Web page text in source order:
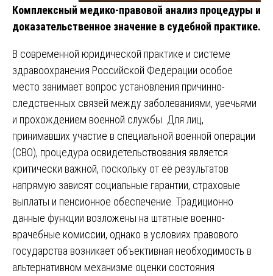
Комплексный медико-правовой анализ процедуры и
доказательственное значение в судебной практике.
В современной юридической практике и системе
здравоохранения Российской Федерации особое
место занимает вопрос установления причинно-
следственных связей между заболеваниями, увечьями
и прохождением военной службы. Для лиц,
принимавших участие в специальной военной операции
(СВО), процедура освидетельствования является
критически важной, поскольку от её результатов
напрямую зависят социальные гарантии, страховые
выплаты и пенсионное обеспечение. Традиционно
данные функции возложены на штатные военно-
врачебные комиссии, однако в условиях правового
государства возникает объективная необходимость в
альтернативном механизме оценки состояния